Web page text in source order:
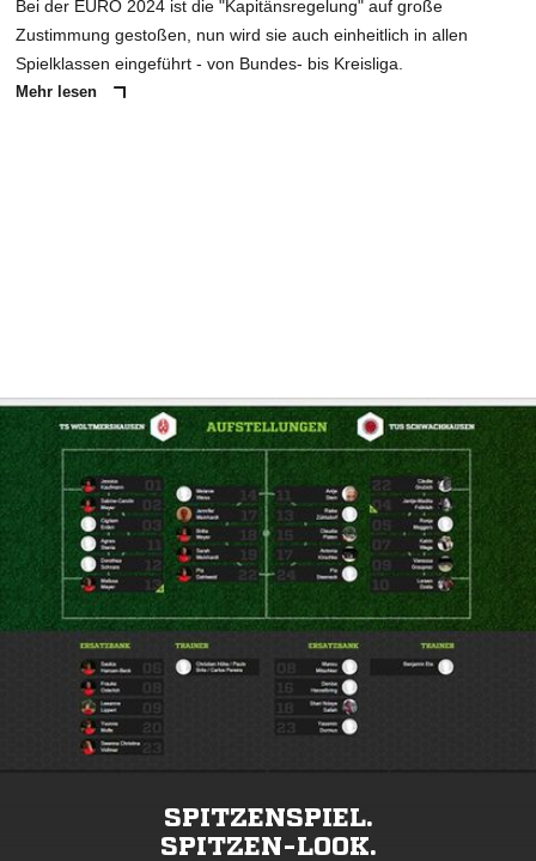
Bei der EURO 2024 ist die "Kapitänsregelung" auf große
Zustimmung gestoßen, nun wird sie auch einheitlich in allen
Spielklassen eingeführt - von Bundes- bis Kreisliga.
Mehr lesen
SPITZENSPIEL.
SPITZEN-LOOK.